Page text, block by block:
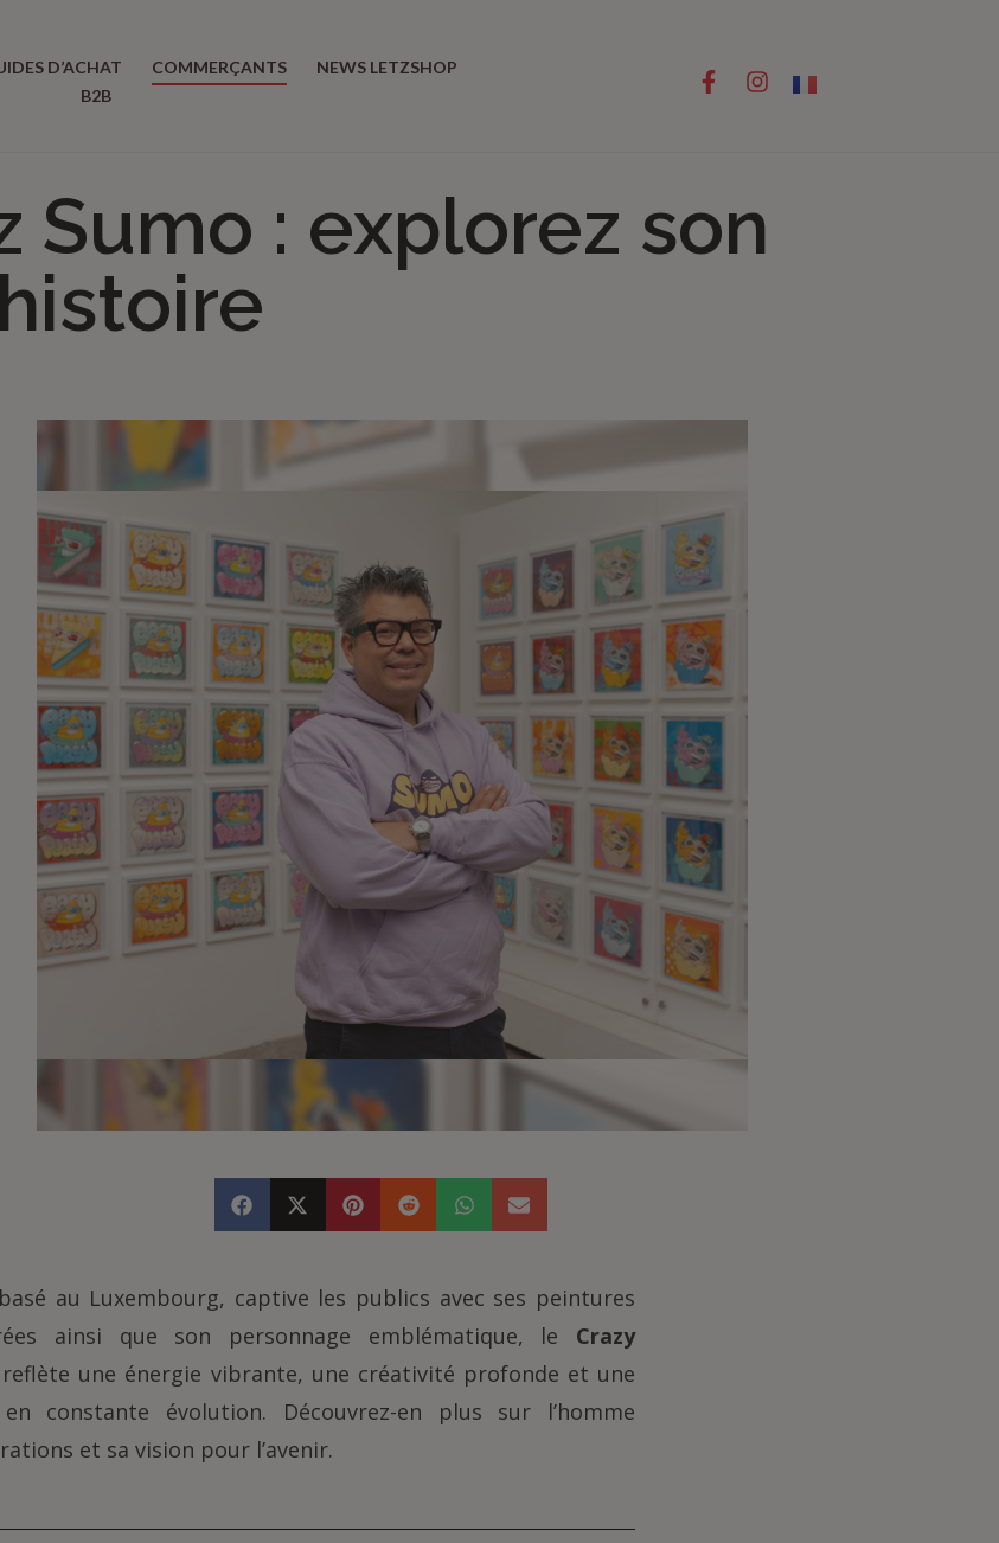
D’ACHAT COMMERÇANTS
NEWS LETZSHOP
B2B
Sumo : explorez son
au Luxembourg, captive les publics avec ses peintures
ainsi que son personnage emblématique, le Crazy
une énergie vibrante, une créativité profonde et une
constante évolution. Découvrez-en plus sur l’homme
et sa vision pour l’avenir.